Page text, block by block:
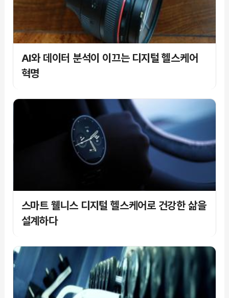
AI와 데이터 분석이 이끄는 디지털 헬스케어
혁명
스마트 웰니스 디지털 헬스케어로 건강한 삶을
설계하다